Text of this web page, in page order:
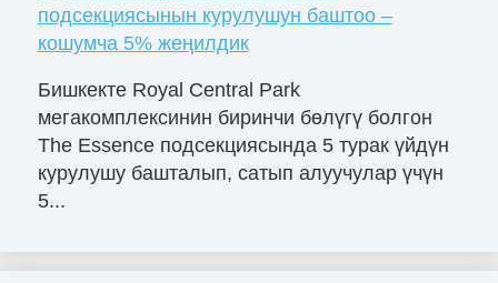
подсекциясынын курулушун баштоо –
кошумча 5% жеңилдик
Бишкекте Royal Central Park
мегакомплексинин биринчи бөлүгү болгон
The Essence подсекциясында 5 турак үйдүн
курулушу башталып, сатып алуучулар үчүн
5...